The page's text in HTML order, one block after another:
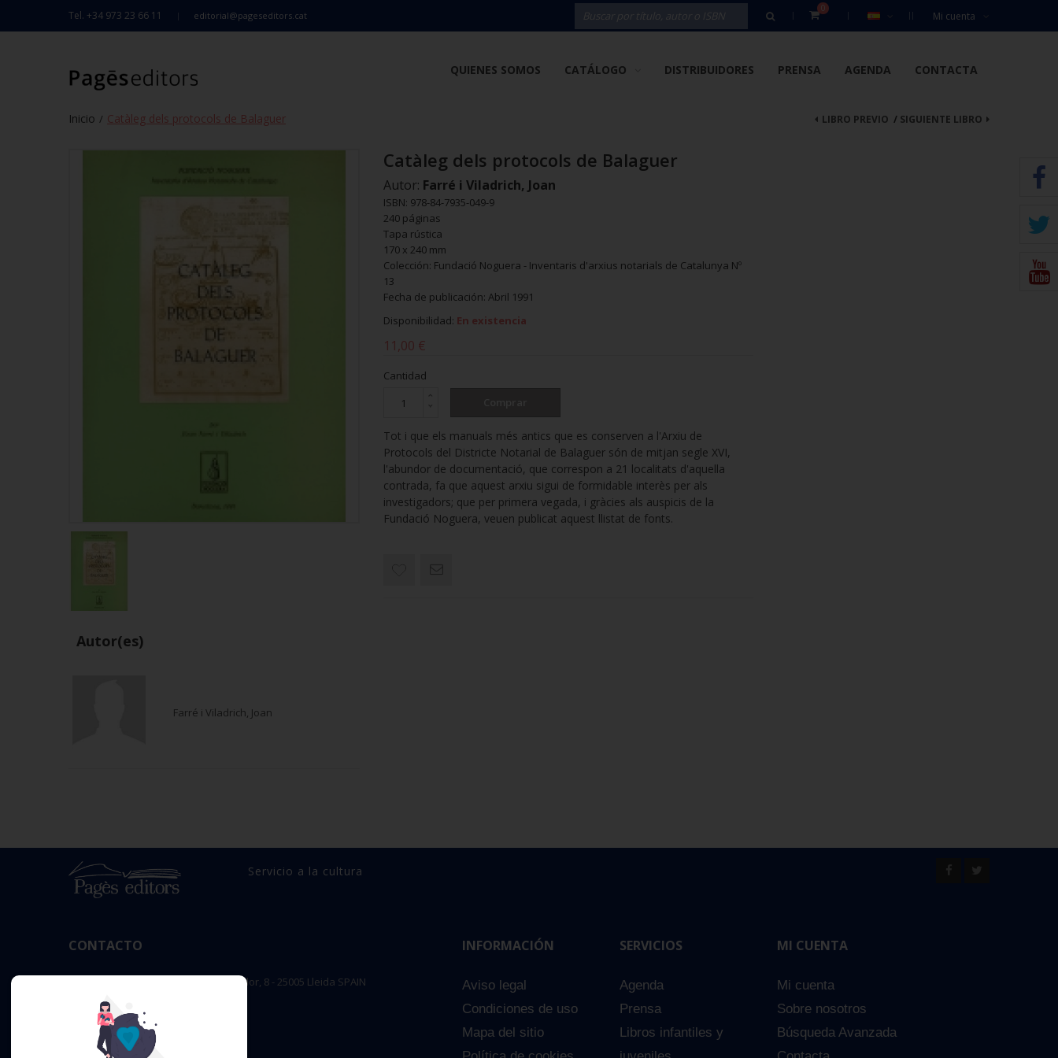
Tel. +34 973 23 66 11 editorial@pageseditors.cat Mi cuenta
0
QUIENES SOMOS CATÁLOGO DISTRIBUIDORES PRENSA AGENDA CONTACTA
Inicio / Catàleg dels protocols de Balaguer SIGUIENTE LIBRO
LIBRO PREVIO /
Autor(es)
Farré i Viladrich, Joan
Catàleg dels protocols de Balaguer
Autor: Farré i Viladrich, Joan
ISBN: 978-84-7935-049-9
240 páginas
Tapa rústica
170 x 240 mm
Colección: Fundació Noguera - Inventaris d'arxius notarials de Catalunya Nº
13
Fecha de publicación: Abril 1991
Disponibilidad: En existencia
11,00 €
Cantidad
Tot i que els manuals més antics que es conserven a l'Arxiu de
Protocols del Districte Notarial de Balaguer són de mitjan segle XVI,
l'abundor de documentació, que correspon a 21 localitats d'aquella
contrada, fa que aquest arxiu sigui de formidable interès per als
investigadors; que per primera vegada, i gràcies als auspicis de la
Fundació Noguera, veuen publicat aquest llistat de fonts.
Servicio a la cultura
CONTACTO
OFICINA PRINCIPAL : c/ Sant Salvador, 8 - 25005 Lleida SPAIN
editorial@pageseditors.cat
Teléfono: 973 23 66 11
INFORMACIÓN
Aviso legal
Condiciones de uso
Mapa del sitio
SERVICIOS
Agenda
Prensa
Libros infantiles y
MI CUENTA
Mi cuenta
Sobre nosotros
Búsqueda Avanzada